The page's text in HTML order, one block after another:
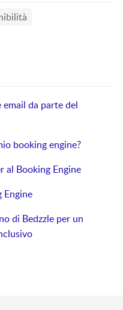
da parte del
booking engine?
al Booking Engine
Engine
di Bedzzle per un